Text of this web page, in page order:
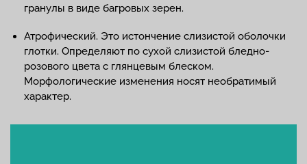
гранулы в виде багровых зерен.
Атрофический. Это истончение слизистой оболочки
глотки. Определяют по сухой слизистой бледно-
розового цвета с глянцевым блеском.
Морфологические изменения носят необратимый
характер.